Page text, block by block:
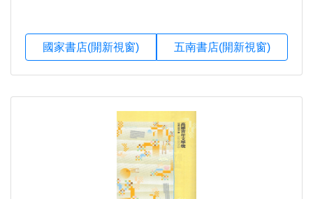
國家書店(開新視窗) 五南書店(開新視窗)